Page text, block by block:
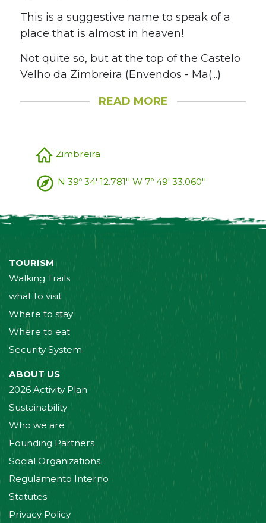
This is a suggestive name to speak of a
place that is almost in heaven!
Not quite so, but at the top of the Castelo
Velho da Zimbreira (Envendos - Ma(...)
READ MORE
Zimbreira
N 39º 34' 12.781'' W 7º 49' 33.060''
TOURISM
Walking Trails
what to visit
Where to stay
Where to eat
Security System
ABOUT US
2026 Activity Plan
Sustainability
Who we are
Founding Partners
Social Organizations
Regulamento Interno
Statutes
Privacy Policy